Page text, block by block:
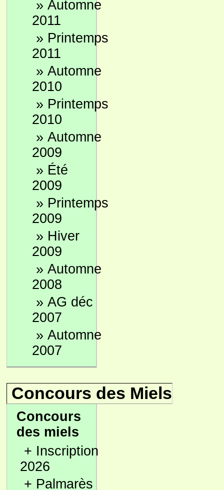
» Automne
2011
» Printemps
2011
» Automne
2010
» Printemps
2010
» Automne
2009
» Été
2009
» Printemps
2009
» Hiver
2009
» Automne
2008
» AG déc
2007
» Automne
2007
Concours des Miels
Concours
des miels
+ Inscription
2026
+ Palmarès